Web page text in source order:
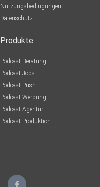
Nutzungsbedingungen
Datenschutz
Produkte
Podcast-Beratung
Podcast-Jobs
Podcast-Push
Podcast-Werbung
Podcast-Agentur
Podcast-Produktion